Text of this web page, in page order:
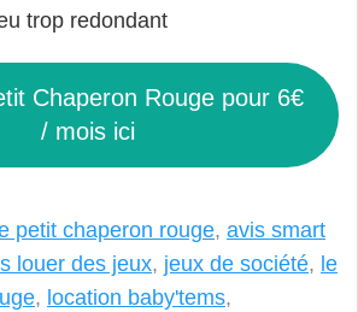
trop redondant
Chaperon Rouge pour 6€
/ mois ici
petit chaperon rouge, avis smart
louer des jeux, jeux de société, le
, location baby'tems,